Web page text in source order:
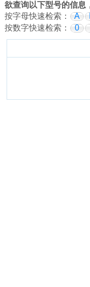
欲查询以下型号的信息
按字母快速检索：
A
按数字快速检索：
0